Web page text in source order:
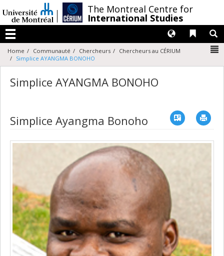
au
contenu
The Montreal Centre for
International Studies
Menu
Liens
Langues
Home Communauté Chercheurs
Chercheurs au CÉRIUM
Simplice AYANGMA BONOHO
Simplice AYANGMA BONOHO
Simplice Ayangma Bonoho Vcard